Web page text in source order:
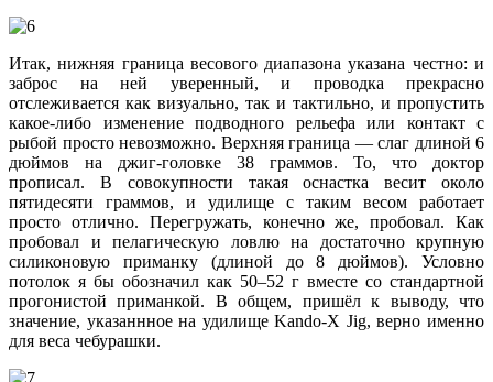
Итак, нижняя граница весового диапазона указана честно: и
заброс на ней уверенный, и проводка прекрасно
отслеживается как визуально, так и тактильно, и пропустить
какое-либо изменение подводного рельефа или контакт с
рыбой просто невозможно. Верхняя граница — слаг длиной 6
дюймов на джиг-головке 38 граммов. То, что доктор
прописал. В совокупности такая оснастка весит около
пятидесяти граммов, и удилище с таким весом работает
просто отлично. Перегружать, конечно же, пробовал. Как
пробовал и пелагическую ловлю на достаточно крупную
силиконовую приманку (длиной до 8 дюймов). Условно
потолок я бы обозначил как 50–52 г вместе со стандартной
прогонистой приманкой. В общем, пришёл к выводу, что
значение, указаннное на удилище Kando-X Jig, верно именно
для веса чебурашки.